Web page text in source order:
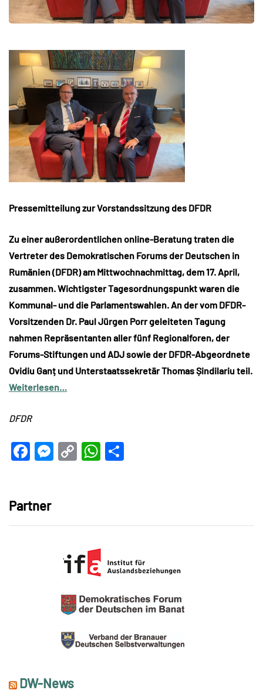
Pressemitteilung zur Vorstandssitzung des DFDR
Zu einer außerordentlichen online-Beratung traten die
Vertreter des Demokratischen Forums der Deutschen in
Rumänien (DFDR) am Mittwochnachmittag, dem 17. April,
zusammen. Wichtigster Tagesordnungspunkt waren die
Kommunal- und die Parlamentswahlen. An der vom DFDR-
Vorsitzenden Dr. Paul Jürgen Porr geleiteten Tagung
nahmen Repräsentanten aller fünf Regionalforen, der
Forums-Stiftungen und ADJ sowie der DFDR-Abgeordnete
Ovidiu Ganț und Unterstaatssekretär Thomas Șindilariu teil.
Weiterlesen…
DFDR
Facebook
Messenger
CopyWhatsApp
Partner
DW-News